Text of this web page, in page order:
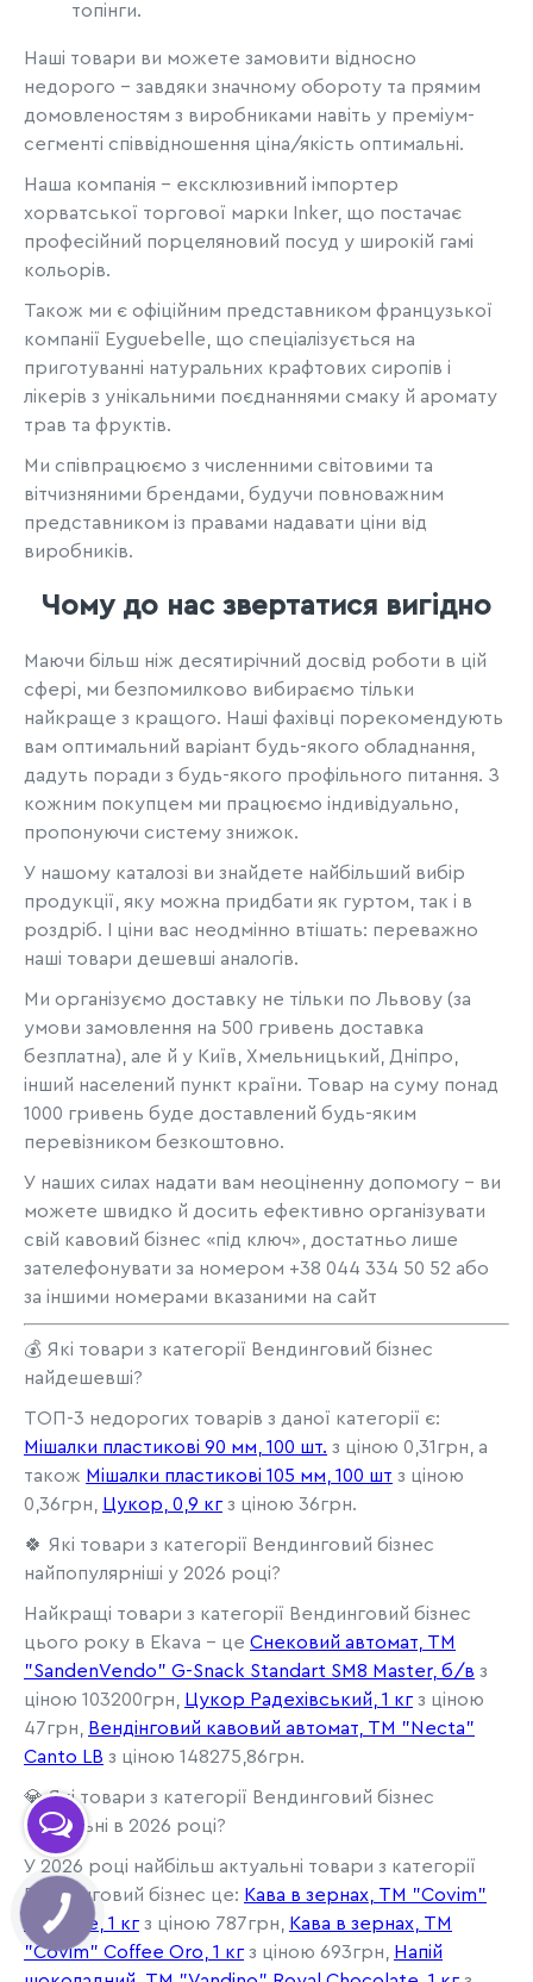
топінги.
Наші товари ви можете замовити відносно
недорого - завдяки значному обороту та прямим
домовленостям з виробниками навіть у преміум-
сегменті співвідношення ціна/якість оптимальні.
Наша компанія - ексклюзивний імпортер
хорватської торгової марки Inker, що постачає
професійний порцеляновий посуд у широкій гамі
кольорів.
Також ми є офіційним представником французької
компанії Eyguebelle, що спеціалізується на
приготуванні натуральних крафтових сиропів і
лікерів з унікальними поєднаннями смаку й аромату
трав та фруктів.
Ми співпрацюємо з численними світовими та
вітчизняними брендами, будучи повноважним
представником із правами надавати ціни від
виробників.
Чому до нас звертатися вигідно
Маючи більш ніж десятирічний досвід роботи в цій
сфері, ми безпомилково вибираємо тільки
найкраще з кращого. Наші фахівці порекомендують
вам оптимальний варіант будь-якого обладнання,
дадуть поради з будь-якого профільного питання. З
кожним покупцем ми працюємо індивідуально,
пропонуючи систему знижок.
У нашому каталозі ви знайдете найбільший вибір
продукції, яку можна придбати як гуртом, так і в
роздріб. І ціни вас неодмінно втішать: переважно
наші товари дешевші аналогів.
Ми організуємо доставку не тільки по Львову (за
умови замовлення на 500 гривень доставка
безплатна), але й у Київ, Хмельницький, Дніпро,
інший населений пункт країни. Товар на суму понад
1000 гривень буде доставлений будь-яким
перевізником безкоштовно.
У наших силах надати вам неоціненну допомогу - ви
можете швидко й досить ефективно організувати
свій кавовий бізнес «під ключ», достатньо лише
зателефонувати за номером +38 044 334 50 52 або
за іншими номерами вказаними на сайт
💰 Які товари з категорії Вендинговий бізнес
найдешевші?
ТОП-3 недорогих товарів з даної категорії є:
Мішалки пластикові 90 мм, 100 шт. з ціною 0,31грн, а
також Мішалки пластикові 105 мм, 100 шт з ціною
0,36грн,
Цукор, 0,9 кг з ціною 36грн.
🍀 Які товари з категорії Вендинговий бізнес
найпопулярніші у 2026 році?
Найкращі товари з категорії Вендинговий бізнес
цього року в Ekava - це Снековий автомат, TM
"SandenVendo" G-Snack Standart SM8 Master, б/в з
ціною 103200грн,
Цукор Радехівський, 1 кг з ціною
47грн,
Вендінговий кавовий автомат, ТМ "Necta"
Canto LB з ціною 148275,86грн.
💎 Які товари з категорії Вендинговий бізнес
актуальні в 2026 році?
У 2026 році найбільш актуальні товари з категорії
Вендинговий бізнес це: Кава в зернах, ТМ "Covim"
Prestige, 1 кг з ціною 787грн,
Кава в зернах, ТМ
"Covim" Coffee Oro, 1 кг з ціною 693грн,
Напій